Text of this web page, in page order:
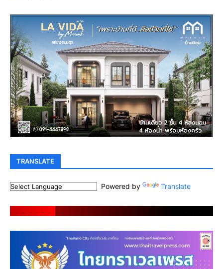
TRANSLATE
Powered by Translate
. . . . . . . . . . . . . . . . . .